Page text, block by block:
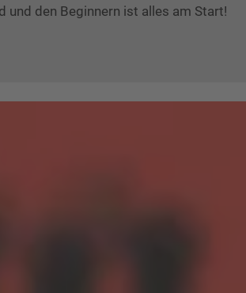
und den Beginnern ist alles am Start!